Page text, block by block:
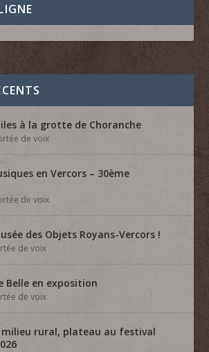
à la grotte de Choranche
de voix
en Vercors – 30ème
de voix
des Objets Royans-Vercors !
de voix
Belle en exposition
de voix
rural, plateau au festival